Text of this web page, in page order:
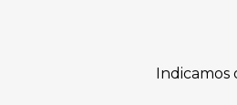
Indicamos